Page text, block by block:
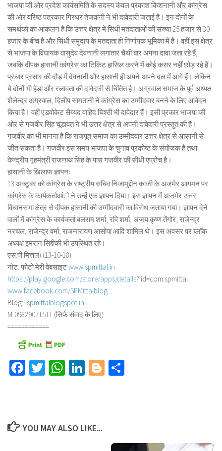
भाजपा की ओर प्रदेश कार्यसमिति के सदस्य कंवल प्रकाश किशनानी और कांग्रेस
की ओर वरिष्ठ पत्रकार गिरधर तेजवानी ने भी दावेदारी जताई है। इन दोनों के
समर्थकों का आंकलन है कि उत्तर क्षेत्र में सिंधी मतदाताओं की संख्या 25 हजार से 30
हजार के बीच है और सिंधी समुदाय के मतदाता ही निर्णायक भूमिका में हैं। वहीं इस क्षेत्र
से भाजपा के विधायक वासुदेव देवनानी लगातार चैथी बार अपना दावा जता रहे हैं,
जबकि दीपक हासानी कांग्रेस का टिकिट हासिल करने में कोई कसर नहीं छोड़ रहे हैं।
प्रचार प्रसार की दौड़ में देवनानी और हासानी ही अपने-अपने दल में आगे हैं। लेकिन
ये दोनों भी हेड़ा और रलावता की दावेदारी से चिंतित है। अग्रवाल समाज के पूर्व अध्यक्ष
शैलेन्द्र अग्रवाल, दिलीप सामतानी ने कांग्रेस का उम्मीदवार बनने के लिए आवेदन
किया है। वहीं एडवोकेट सैय्यद वाहिद चिश्ती भी दावेदार हैं। इसी प्रकार भाजपा की
ओर से गजवीर सिंह चूंडावत ने भी उत्तर क्षेत्र से अपनी दावेदारी प्रस्तुत की है।
गजवीर का भी मानना है कि राजपूत समाज का उम्मीदवार उत्तर क्षेत्र से आसानी से
जीत सकता है। गजवीर इस समय भाजपा के चुनाव प्रकोष्ठ के संयोजक हैं तथा
केन्द्रीय गृहमंत्री राजनाथ सिंह के पास गजवीर की सीधी एप्रोच है।
हासानी के खिलाफ ज्ञापनः
13 अक्टूबर को कांग्रेस के राष्ट्रीय सचिव निजामुद्दीन काजी के अजमेर आगमन पर
कांग्रेस के कार्यकर्ताआंे ने उन्हें एक ज्ञापन दिया। इस ज्ञापन में अजमेर उत्तर
विधानसभा क्षेत्र से दीपक हासानी की उम्मीदवारी का विरोध जताया गया। ज्ञापन देने
वालों में कांग्रेस के कार्यकर्ता बलराम शर्मा, रवि शर्मा, अजय कृष्ण तेंगोर, राजेन्द्र
नरचल, राजेन्द्र वर्मा, राजनारायण आसोपा आदि शामिल थे। इस अवसर पर ब्लाॅक
अध्यक्ष इमरान सिद्दीकी भी उपस्थित रहे।
एस.पी.मित्तल) (13-10-18)
नोट: फोटो मेरी वेबसाइटwww.spmittal.in
https://play.google.com/store/apps/details? id=com.spmittal
www.facebook.com/SPMittalblog
Blog:- spmittalblogspot.in
M-09829071511 (सिर्फ संवाद के लिए)
============
Facebook
TwitterWhatsApp
LinkedIn
Blogger
YOU MAY ALSO LIKE...